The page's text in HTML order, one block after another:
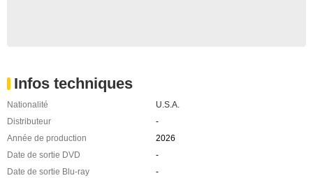
Infos techniques
Nationalité
U.S.A.
Distributeur
-
Année de production
2026
Date de sortie DVD
-
Date de sortie Blu-ray
-